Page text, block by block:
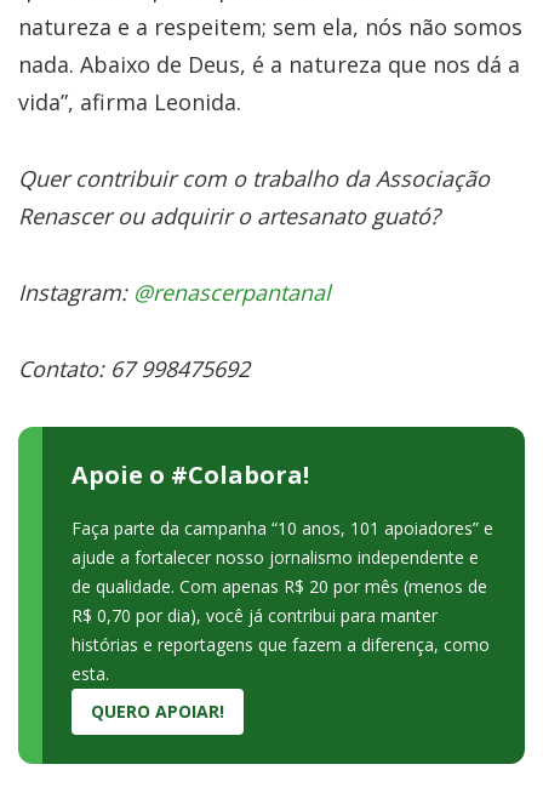
natureza e a respeitem; sem ela, nós não somos
nada. Abaixo de Deus, é a natureza que nos dá a
vida”, afirma Leonida.
Quer contribuir com o trabalho da Associação
Renascer ou adquirir o artesanato guató?
Instagram:@renascerpantanal
Contato: 67 998475692
Apoie o #Colabora!
Faça parte da campanha “10 anos, 101 apoiadores” e
ajude a fortalecer nosso jornalismo independente e
de qualidade. Com apenas R$ 20 por mês (menos de
R$ 0,70 por dia), você já contribui para manter
histórias e reportagens que fazem a diferença, como
esta.
QUERO APOIAR!